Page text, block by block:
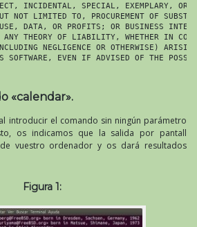
INCIDENTAL, SPECIAL, EXEMPLARY, OR
NOT LIMITED TO, PROCUREMENT OF
DATA, OR PROFITS; OR BUSINESS
ANY THEORY OF LIABILITY, WHETHER IN
NEGLIGENCE OR OTHERWISE)
SOFTWARE, EVEN IF ADVISED OF THE
«calendar».
introducir el comando sin ningún parámetro
os indicamos que la salida por pantall
vuestro ordenador y os dará resultados
Figura 1: